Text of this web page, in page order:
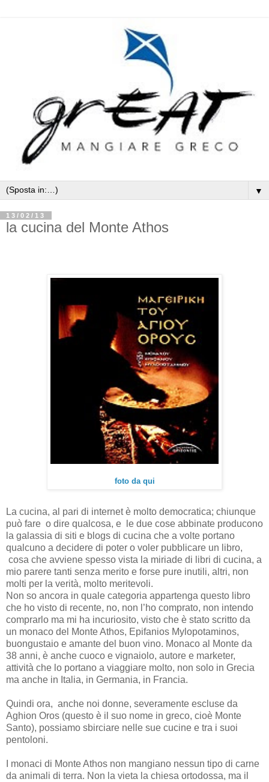
▼
13/02/13
la cucina del Monte Athos
foto da qui
La cucina, al pari di internet è molto democratica; chiunque
può fare o dire qualcosa, e
le due cose abbinate producono
la galassia di siti e blogs di cucina che a volte portano
qualcuno a decidere di poter o voler pubblicare un libro,
cosa che avviene spesso vista la miriade di libri di cucina, a
mio parere tanti senza merito e forse pure inutili, altri, non
molti per la verità, molto meritevoli.
Non so ancora in quale categoria appartenga questo libro
che ho visto di recente, no, non l’ho comprato, non intendo
comprarlo ma mi ha incuriosito, visto che è stato scritto da
un monaco del Monte Athos, Epifanios Mylopotaminos,
buongustaio e amante del buon vino. Monaco al Monte da
38 anni, è anche cuoco e vignaiolo, autore e marketer,
attività che lo portano a viaggiare molto, non solo in Grecia
ma anche in Italia, in Germania, in Francia.
Quindi ora, anche noi donne, severamente escluse da
Aghion Oros (questo è il suo nome in greco, cioè Monte
Santo), possiamo sbirciare nelle sue cucine e tra i suoi
pentoloni.
I monaci di Monte Athos non mangiano nessun tipo di carne
da animali di terra. Non la vieta la chiesa ortodossa, ma il